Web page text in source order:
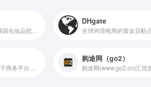
DHgate
全球跨境电商的黄金启航
购途网（go2）